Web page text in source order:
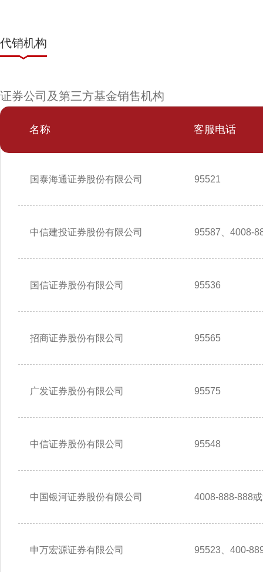
代销机构
证券公司及第三方基金销售机构
名称 客服电话
国泰海通证券股份有限公司 95521
中信建投证券股份有限公司 95587、4008-
国信证券股份有限公司 95536
招商证券股份有限公司 95565
广发证券股份有限公司 95575
中信证券股份有限公司 95548
中国银河证券股份有限公司 4008-888-888
申万宏源证券有限公司 95523、400-